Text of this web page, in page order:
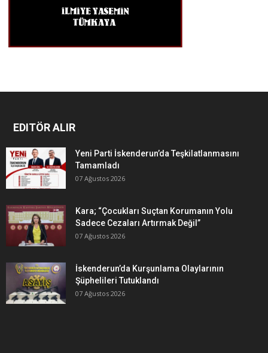
EDITÖR ALIR
Yeni Parti İskenderun’da Teşkilatlanmasını
Tamamladı
07 Ağustos 2026
Kara; “Çocukları Suçtan Korumanın Yolu
Sadece Cezaları Artırmak Değil”
07 Ağustos 2026
İskenderun’da Kurşunlama Olaylarının
Şüphelileri Tutuklandı
07 Ağustos 2026